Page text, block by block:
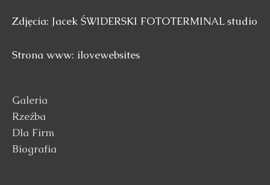
Zdjęcia: Jacek ŚWIDERSKI FOTOTERMINAL studio
Strona www: ilovewebsites
Galeria
Rzeźba
Dla Firm
Biografia